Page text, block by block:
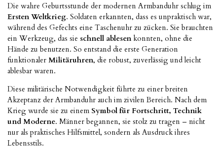
Die wahre Geburtsstunde der modernen Armbanduhr schlug im
Ersten Weltkrieg. Soldaten erkannten, dass es unpraktisch war,
während des Gefechts eine Taschenuhr zu zücken. Sie brauchten
ein Werkzeug, das sie schnell ablesenkonnten, ohne die
Hände zu benutzen. So entstand die erste Generation
funktionaler Militäruhren, die robust, zuverlässig und leicht
ablesbar waren.
Diese militärische Notwendigkeit führte zu einer breiten
Akzeptanz der Armbanduhr auch im zivilen Bereich. Nach dem
Krieg wurde sie zu einem Symbol für Fortschritt, Technik
und Moderne. Männer begannen, sie stolz zu tragen – nicht
nur als praktisches Hilfsmittel, sondern als Ausdruck ihres
Lebensstils.